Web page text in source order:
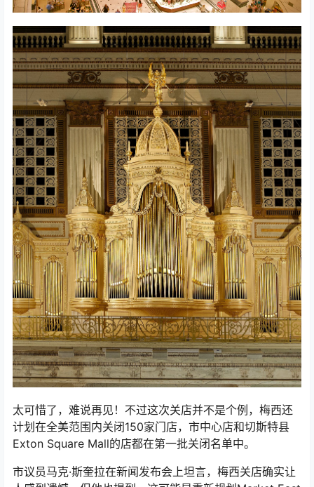
太可惜了，难说再见！不过这次关店并不是个例，梅西还
计划在全美范围内关闭150家门店，市中心店和切斯特县
Exton Square Mall的店都在第一批关闭名单中。
市议员马克·斯奎拉在新闻发布会上坦言，梅西关店确实让